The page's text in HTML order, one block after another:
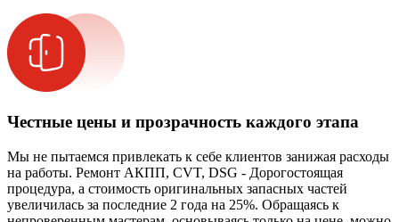
Честные цены и прозрачность каждого этапа
Мы не пытаемся привлекать к себе клиентов занижая расходы
на работы. Ремонт АКПП, CVT, DSG - Дорогостоящая
процедура, а стоимость оригинальных запасных частей
увеличилась за последние 2 года на 25%. Обращаясь к